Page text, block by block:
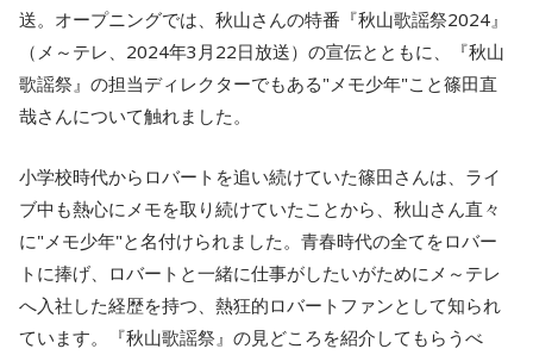
送。オープニングでは、秋山さんの特番『秋山歌謡祭2024』
（メ～テレ、2024年3月22日放送）の宣伝とともに、『秋山
歌謡祭』の担当ディレクターでもある"メモ少年"こと篠田直
哉さんについて触れました。
小学校時代からロバートを追い続けていた篠田さんは、ライ
ブ中も熱心にメモを取り続けていたことから、秋山さん直々
に"メモ少年"と名付けられました。青春時代の全てをロバー
トに捧げ、ロバートと一緒に仕事がしたいがためにメ～テレ
へ入社した経歴を持つ、熱狂的ロバートファンとして知られ
ています。『秋山歌謡祭』の見どころを紹介してもらうべ